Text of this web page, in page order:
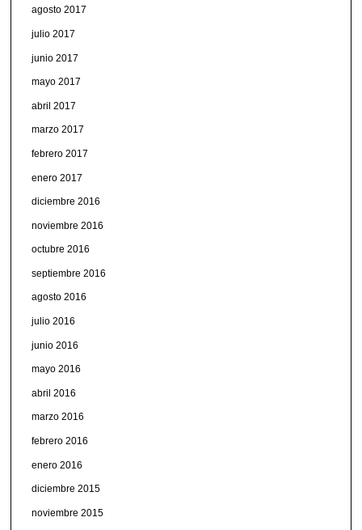
agosto 2017
julio 2017
junio 2017
mayo 2017
abril 2017
marzo 2017
febrero 2017
enero 2017
diciembre 2016
noviembre 2016
octubre 2016
septiembre 2016
agosto 2016
julio 2016
junio 2016
mayo 2016
abril 2016
marzo 2016
febrero 2016
enero 2016
diciembre 2015
noviembre 2015